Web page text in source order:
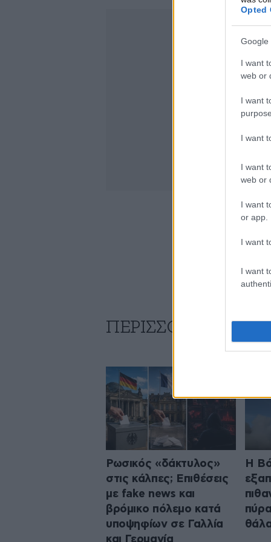
Opted
Google
I want
web or
I want
I want
I want
web or
I want
or app.
I want
I want
ΠΕΡΙΣΣΟΤΕΡΑ
Ρωσικός «δάκτυλος»
στις κάλπες; Επιθέσεις
με fake news και
βρόμικο πόλεμο κατά
υποψηφίων σε Γαλλία
και Γερμανία
Η